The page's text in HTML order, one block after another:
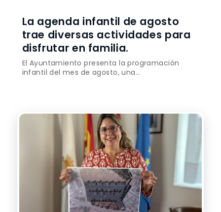
La agenda infantil de agosto
trae diversas actividades para
disfrutar en familia.
El Ayuntamiento presenta la programación
infantil del mes de agosto, una...